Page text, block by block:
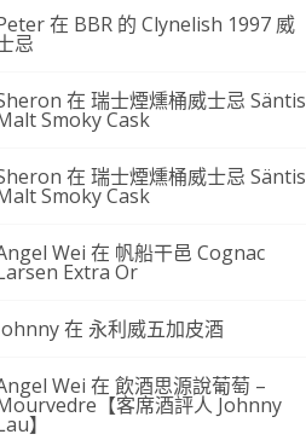
在 BBR 的 Clynelish 1997 威
忌
在 瑞士煙燻桶威士忌 Säntis
Smoky Cask
在 瑞士煙燻桶威士忌 Säntis
Smoky Cask
Wei 在 帆船干邑 Cognac
Extra Or
在 永利威五加皮酒
Wei 在 飲酒思源說葡萄 –
【客席酒評人 Johnny
】